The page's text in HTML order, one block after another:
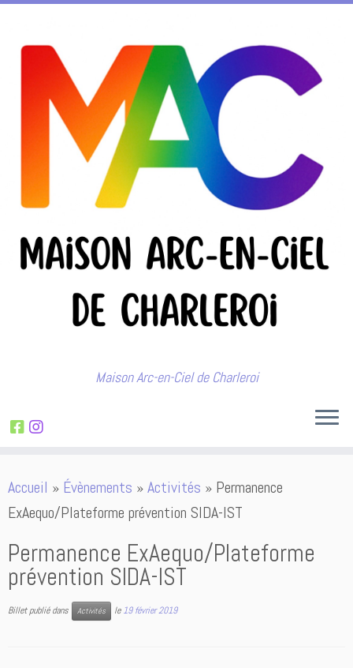
au
contenu
Maison Arc-en-Ciel de Charleroi
Accueil » Évènements »Activités » Permanence
ExAequo/Plateforme prévention SIDA-IST
Permanence ExAequo/Plateforme
prévention SIDA-IST
Billet publié dans Activités le19 février 2019